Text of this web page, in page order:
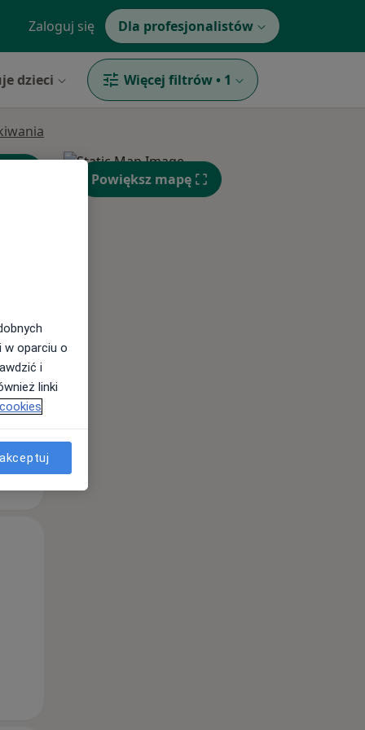
Zaloguj się Dla profesjonalistów
dzieci Więcej filtrów • 1
Powiększ mapę
w oparciu o
i
linki